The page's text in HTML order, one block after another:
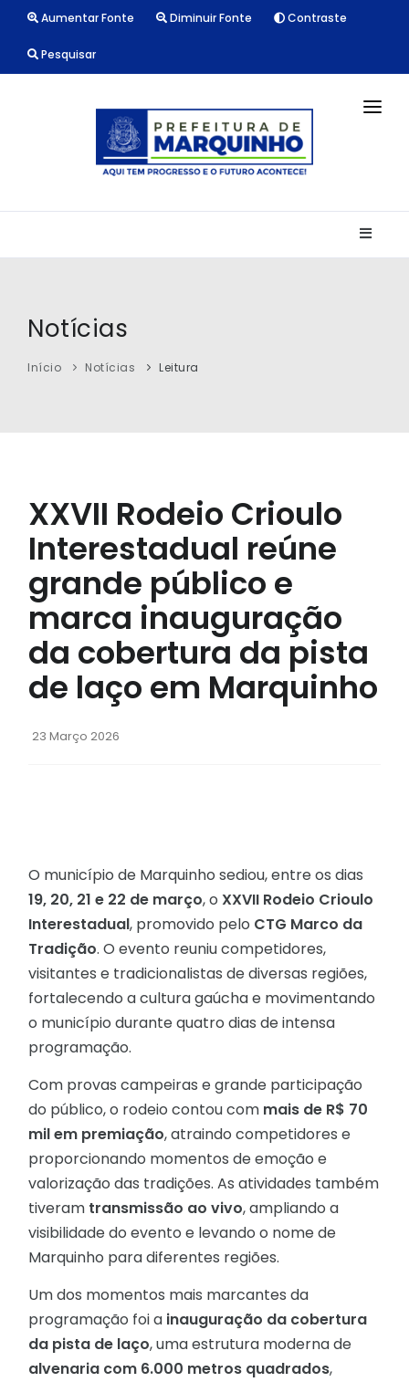
Aumentar Fonte Diminuir Fonte Contraste
Pesquisar
CONTATO
Notícias
Início Notícias Leitura
XXVII Rodeio Crioulo
Interestadual reúne
grande público e
marca inauguração
da cobertura da pista
de laço em Marquinho
23 Março 2026
O município de Marquinho sediou, entre os dias
19, 20, 21 e 22 de março, o XXVII Rodeio Crioulo
Interestadual, promovido pelo CTG Marco da
Tradição. O evento reuniu competidores,
visitantes e tradicionalistas de diversas regiões,
fortalecendo a cultura gaúcha e movimentando
o município durante quatro dias de intensa
programação.
Com provas campeiras e grande participação
do público, o rodeio contou com mais de R$ 70
mil em premiação, atraindo competidores e
proporcionando momentos de emoção e
valorização das tradições. As atividades também
tiveram transmissão ao vivo, ampliando a
visibilidade do evento e levando o nome de
Marquinho para diferentes regiões.
Um dos momentos mais marcantes da
programação foi a inauguração da cobertura
da pista de laço, uma estrutura moderna de
alvenaria com 6.000 metros quadrados,